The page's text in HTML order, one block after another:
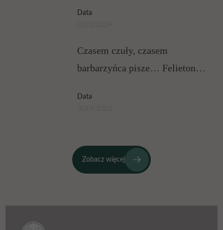
Data
03.03.2024
Czasem czuły, czasem
barbarzyńca pisze… Felieton
Data
30.09.2023
Zobacz więcej